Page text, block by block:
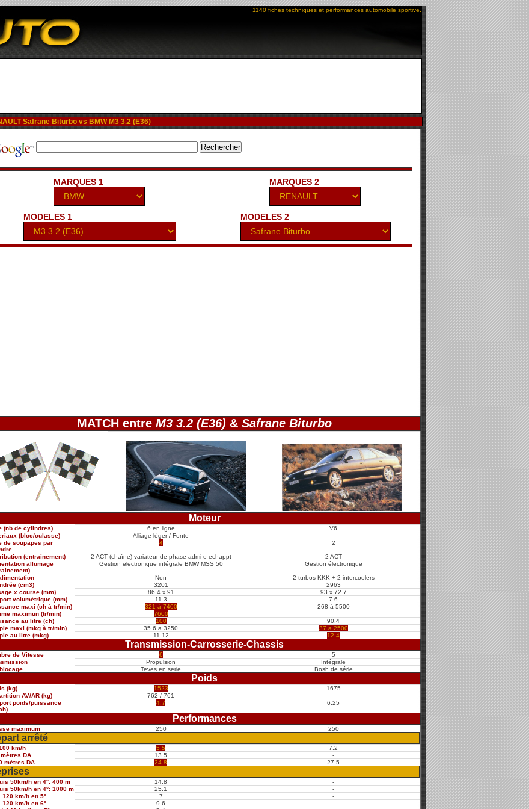
1140 fiches techniques et performances automobile sportive.
Safrane Biturbo vs BMW M3 3.2 (E36)
MARQUES 1 MARQUES 2
MODELES 1 MODELES 2
MATCH entre M3 3.2 (E36) & Safrane Biturbo
Moteur
(nb de cylindres) 6 en ligne
V6
(bloc/culasse)
Alliage léger / Fonte
de soupapes par
4 2
(entrainement) 2 ACT (chaîne) variateur de phase admi e echappt
2 ACT
allumage
Gestion electronique intégrale BMW MSS 50 Gestion électronique
Non
2 turbos KKK + 2 intercoolers
(cm3)
3201
2963
x course (mm)
86.4 x 91
93 x 72.7
volumétrique (mm)
11.3
7.6
maxi (ch à tr/min)
321 à 7400
268 à 5500
maximun (tr/min)
7600
au litre (ch)
100
90.4
maxi (mkg à tr/min)
35.6 a 3250
37 a 2500
au litre (mkg)
11.12 12.4
Transmission-Carrosserie-Chassis
de Vitesse 6
5
Propulsion
Intégrale
Teves en serie Bosh de série
Poids
(kg) 1523
1675
AV/AR (kg)
762 / 761
poids/puissance
4.7 6.25
Performances
maximum 250 250
arrêté
km/h 5.5
7.2
DA
13.5
-
mètres DA
24.8 27.5
50km/h en 4°: 400 m 14.8
-
50km/h en 4°: 1000 m
25.1
-
120 km/h en 5°
7
-
120 km/h en 6°
9.6
-